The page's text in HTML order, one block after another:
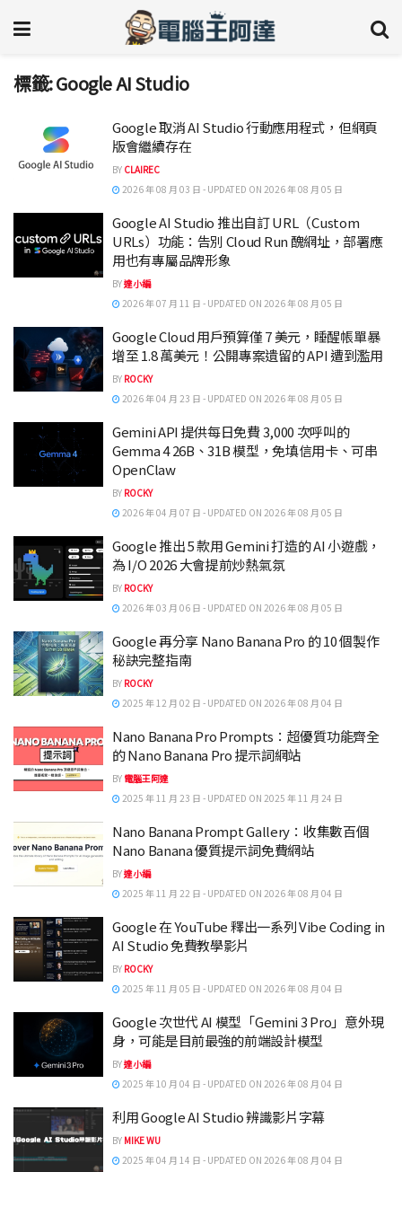
標籤:Google AI Studio
Google 取消 AI Studio 行動應用程式，但網頁
版會繼續存在
BY CLAIREC
2026 年 08 月 03 日 - UPDATED ON 2026 年 08 月 05 日
Google AI Studio 推出自訂 URL（Custom
URLs）功能：告別 Cloud Run 醜網址，部署應
用也有專屬品牌形象
BY達小編
2026 年 07 月 11 日 - UPDATED ON 2026 年 08 月 05 日
Google Cloud 用戶預算僅 7 美元，睡醒帳單暴
增至 1.8 萬美元！公開專案遺留的 API 遭到濫用
BY ROCKY
2026 年 04 月 23 日 - UPDATED ON 2026 年 08 月 05 日
Gemini API 提供每日免費 3,000 次呼叫的
Gemma 4 26B、31B 模型，免填信用卡、可串
OpenClaw
BY ROCKY
2026 年 04 月 07 日 - UPDATED ON 2026 年 08 月 05 日
Google 推出 5 款用 Gemini 打造的 AI 小遊戲，
為 I/O 2026 大會提前炒熱氣氛
BY ROCKY
2026 年 03 月 06 日 - UPDATED ON 2026 年 08 月 05 日
Google 再分享 Nano Banana Pro 的 10 個製作
秘訣完整指南
BY ROCKY
2025 年 12 月 02 日 - UPDATED ON 2026 年 08 月 04 日
Nano Banana Pro Prompts：超優質功能齊全
的 Nano Banana Pro 提示詞網站
BY 電腦王阿達
2025 年 11 月 23 日 - UPDATED ON 2025 年 11 月 24 日
Nano Banana Prompt Gallery：收集數百個
Nano Banana 優質提示詞免費網站
BY達小編
2025 年 11 月 22 日 - UPDATED ON 2026 年 08 月 04 日
Google 在 YouTube 釋出一系列 Vibe Coding in
AI Studio 免費教學影片
BY ROCKY
2025 年 11 月 05 日 - UPDATED ON 2026 年 08 月 04 日
Google 次世代 AI 模型「Gemini 3 Pro」意外現
身，可能是目前最強的前端設計模型
BY達小編
2025 年 10 月 04 日 - UPDATED ON 2026 年 08 月 04 日
利用 Google AI Studio 辨識影片字幕
BY MIKE WU
2025 年 04 月 14 日 - UPDATED ON 2026 年 08 月 04 日